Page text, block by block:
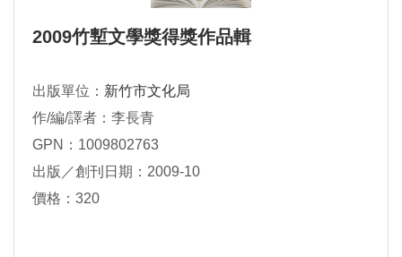
2009竹塹文學獎得獎作品輯
出版單位： 新竹市文化局
作/編/譯者：李長青
GPN：1009802763
出版／創刊日期：2009-10
價格：320